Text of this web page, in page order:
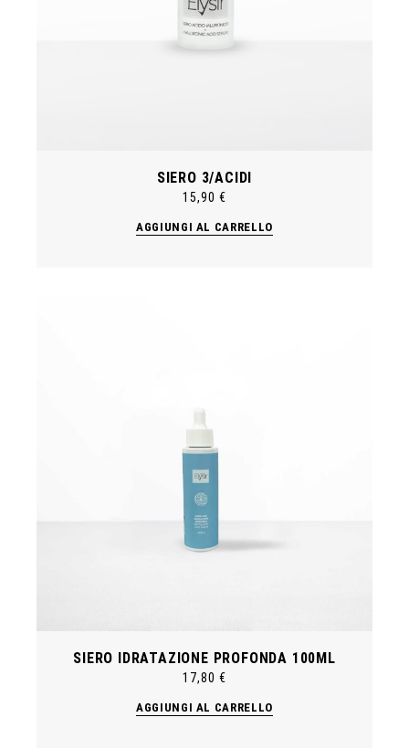
SIERO 3/ACIDI
15,90€
AGGIUNGI AL CARRELLO
SIERO IDRATAZIONE PROFONDA 100ML
17,80€
AGGIUNGI AL CARRELLO